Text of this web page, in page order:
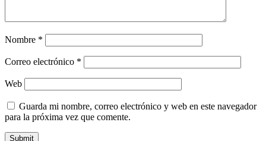
Nombre *
Correo electrónico *
Web
Guarda mi nombre, correo electrónico y web en este navegador
para la próxima vez que comente.